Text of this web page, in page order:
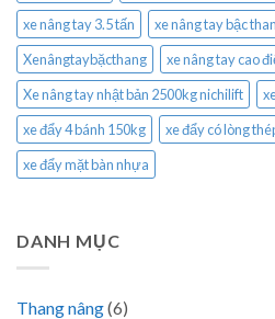
xe nâng tay 3.5 tấn
xe nâng tay bậc
Xenângtaybặcthang
xe nâng tay cao
Xe nâng tay nhật bản 2500kg nichilift
xe đẩy 4 bánh 150kg
xe đẩy có lòng
xe đẩy mặt bàn nhựa
DANH MỤC
Thang nâng(6)